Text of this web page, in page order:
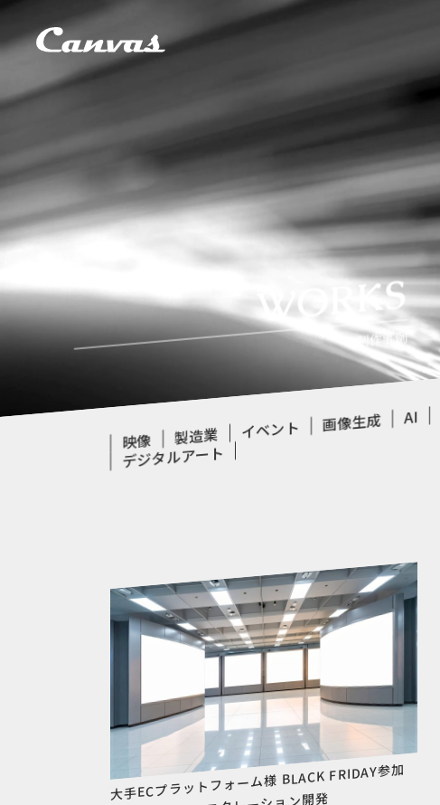
WORKS
制作事例
映像 製造業 イベント 画像生成 AI
デジタルアート
大手ECプラットフォーム様 BLACK FRIDAY参加